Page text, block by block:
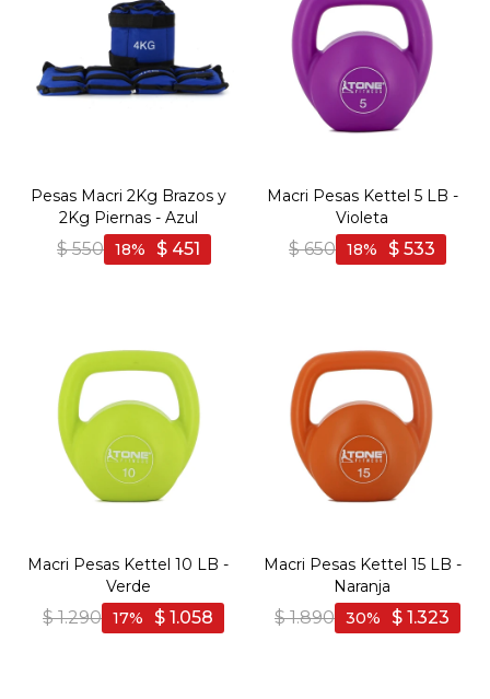
Pesas Macri 2Kg Brazos y
2Kg Piernas - Azul
$ 550 $ 451
18
Macri Pesas Kettel 5 LB -
Violeta
$ 650 $ 533
18
Macri Pesas Kettel 10 LB -
Verde
$ 1.290 $ 1.058
17
Macri Pesas Kettel 15 LB -
Naranja
$ 1.890 $ 1.323
30